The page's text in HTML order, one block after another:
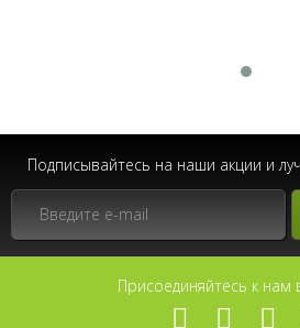
Подписывайтесь на наши акции и
Присоединяйтесь к нам